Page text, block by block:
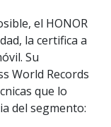
el HONOR
la certifica a
Su
World Records
que lo
del segmento: